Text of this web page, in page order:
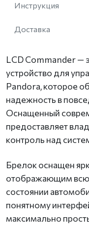
Инструкция
Доставка
LCD Commander —
устройство для
Pandora, которое
надежность в
Оснащенный
предоставляет
контроль над
Брелок оснащен
отображающим
состоянии
понятному
максимально